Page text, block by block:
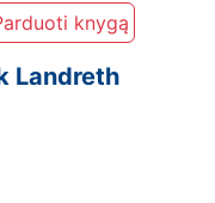
knygą
Landreth